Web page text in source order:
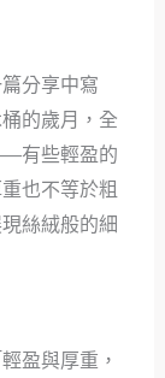
分享中寫
的歲月，全
有些輕盈的
也不等於粗
絲絨般的細
盈與厚重，